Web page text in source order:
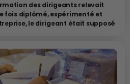
des dirigeants relevait
fois diplômé, expérimenté et
le dirigeant était supposé
dossiers sensibles étaient censés
la compétence. Cette
révolue, laissant place à une
dirigeants ont compris que,